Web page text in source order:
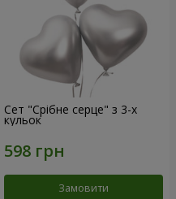
Сет "Срібне серце" з 3-х
кульок
Замовити